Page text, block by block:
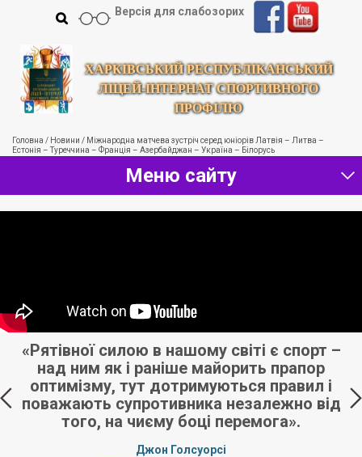
ХАРКІВСЬКИЙ РЕСПУБЛІКАНСЬКИЙ
ЛІЦЕЙ-ІНТЕРНАТ СПОРТИВНОГО
ПРОФІЛЮ
Версія для слабозорих
Головна / Новини / Міжнародна матчева зустріч серед юніорів Латвія – Литва –
Естонія – Туреччина – Франція – Азербайджан – Україна – Білорусь
Меню сайту
«Рятівної силою в нашому світі є спорт –
над ним як і раніше майорить прапор
оптимізму, тут дотримуються правил і
поважають супротивника незалежно від
того, на чиєму боці перемога».
Джон Голсуорсі